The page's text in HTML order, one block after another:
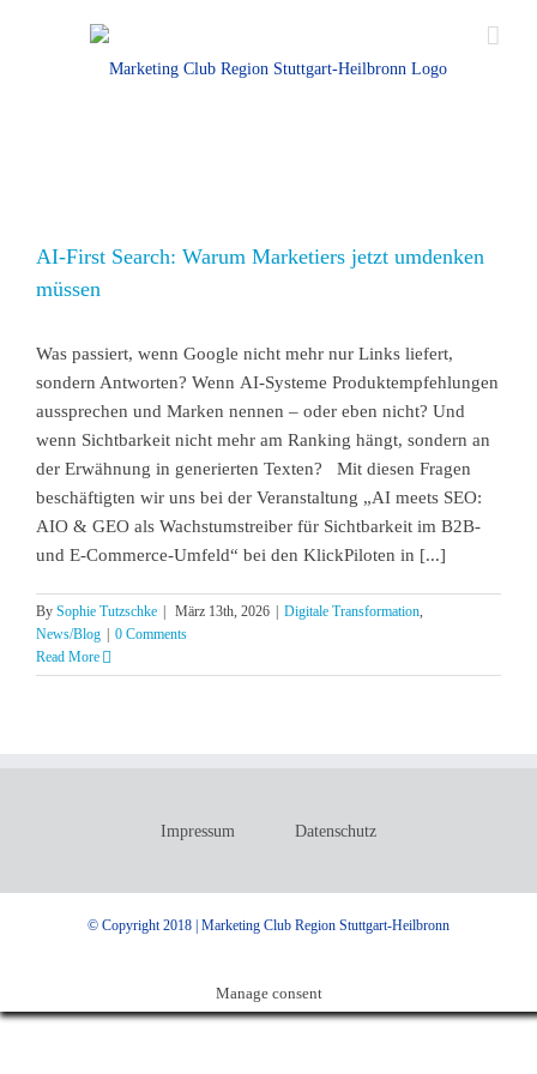
AI-First Search: Warum Marketiers jetzt umdenken
müssen
Was passiert, wenn Google nicht mehr nur Links liefert,
sondern Antworten? Wenn AI-Systeme Produktempfehlungen
aussprechen und Marken nennen – oder eben nicht? Und
wenn Sichtbarkeit nicht mehr am Ranking hängt, sondern an
der Erwähnung in generierten Texten? Mit diesen Fragen
beschäftigten wir uns bei der Veranstaltung „AI meets SEO:
AIO & GEO als Wachstumstreiber für Sichtbarkeit im B2B-
und E-Commerce-Umfeld“ bei den KlickPiloten in [...]
By Sophie Tutzschke März 13th, 2026 Digitale Transformation,
News/Blog
0 Comments
Read More
Impressum Datenschutz
© Copyright 2018 | Marketing Club Region Stuttgart-Heilbronn
Manage consent